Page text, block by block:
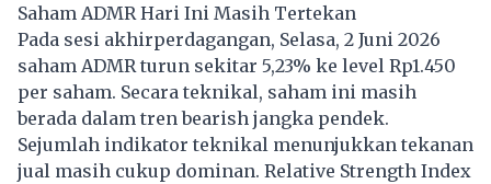
Saham ADMR Hari Ini Masih Tertekan
Pada sesi akhirperdagangan, Selasa, 2 Juni 2026
saham ADMR turun sekitar 5,23% ke level Rp1.450
per saham. Secara teknikal, saham ini masih
berada dalam tren bearish jangka pendek.
Sejumlah indikator teknikal menunjukkan tekanan
jual masih cukup dominan. Relative Strength Index